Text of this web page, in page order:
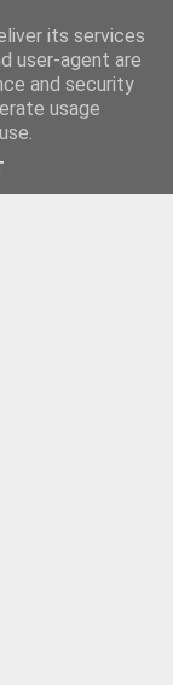
its services
user-agent are
and security
usage